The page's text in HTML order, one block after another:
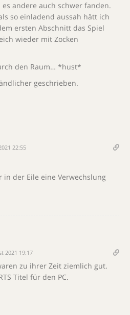
andere auch schwer fanden.
so einladend aussah hätt ich
ersten Abschnitt das Spiel
wieder mit Zocken
den Raum… *hust*
geschrieben.
22:55
der Eile eine Verwechslung
2021 19:17
zu ihrer Zeit ziemlich gut.
Titel für den PC.